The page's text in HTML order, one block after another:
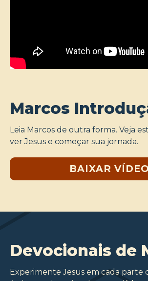
Marcos
Leia Marcos de outra forma. Veja
ver Jesus e começar sua jornada.
BAIXAR VÍDEO
Devocionais de
Experimente Jesus em cada parte